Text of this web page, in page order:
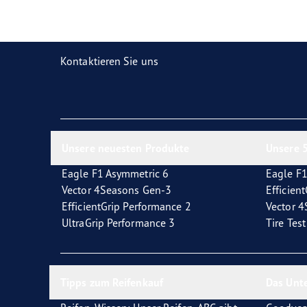
Kontaktieren Sie uns
Eagle F1 Asymmetric 6
Vector 4Seasons Gen-3
EfficientGrip Performance 2
UltraGrip Performance 3
Eagle
Vector
Tire